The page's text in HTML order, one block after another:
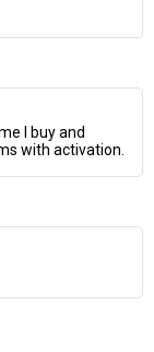
I buy and
with activation.